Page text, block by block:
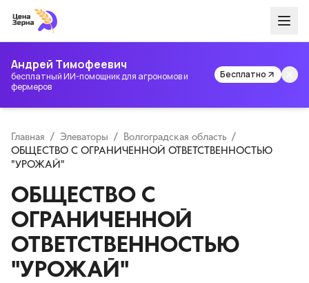
Андрей Тимофеевич
бесплатный ИИ-помощник для агрономов и
фермеров
Бесплатно
Главная / Элеваторы / Волгоградская область /
ОБЩЕСТВО С ОГРАНИЧЕННОЙ ОТВЕТСТВЕННОСТЬЮ
"УРОЖАЙ"
ОБЩЕСТВО С
ОГРАНИЧЕННОЙ
ОТВЕТСТВЕННОСТЬЮ
"УРОЖАЙ"